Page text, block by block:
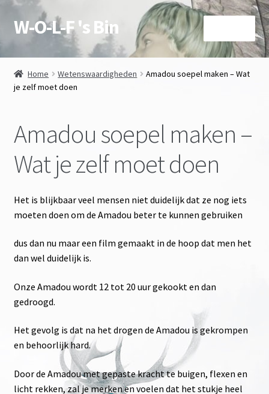
Ga
door
navigatie
Ga
naar
inhoud
W-O-L-F 's Bin
Over deze site en Shop
Winkel
Agenda
Wetenswaardigheden
Amadou soepel maken – Wat je zelf moet doen
ijzeren / koolstof messen en ijzer smaak of reuk.
Over het begrip Replica zijn heel veel misverstanden
Home Wetenswaardigheden
Amadou soepel maken – Wat
je zelf moet doen
Amadou soepel maken –
Wat je zelf moet doen
Het is blijkbaar veel mensen niet duidelijk dat ze nog iets
moeten doen om de Amadou beter te kunnen gebruiken
dus dan nu maar een film gemaakt in de hoop dat men het
dan wel duidelijk is.
Onze Amadou wordt 12 tot 20 uur gekookt en dan
gedroogd.
Het gevolg is dat na het drogen de Amadou is gekrompen
en behoorlijk hard.
Door de Amadou met gepaste kracht te buigen, flexen en
licht rekken, zal je merken en voelen dat het stukje heel